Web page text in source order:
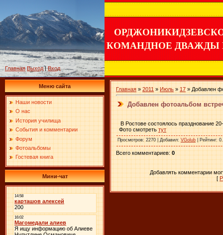
Главная Выход|Вход
КОМАНДНОЕ ДВАЖДЫ
Меню сайта
Наши новости
О нас
История училища
События и комментарии
Форум
Фотоальбомы
Гостевая книга
Мини-чат
Главная » 2011 » Июль » 17 » Добавлен
Добавлен фотоальбом
В Ростове состоялось празднование
Фото смотреть тут
Просмотров: 2270 | Добавил: VGolub Рейтинг:
Всего комментариев: 0
Добавлять комментарии
[